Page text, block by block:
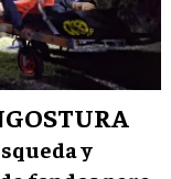
y